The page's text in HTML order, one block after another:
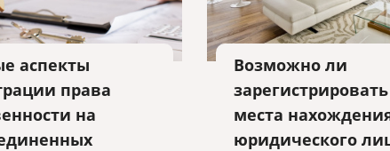
аспекты
права
на
Возможно ли
места
юридического